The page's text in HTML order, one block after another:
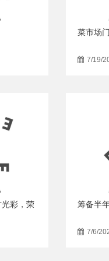
菜市场
7/19/
彩，荣
筹备半
7/6/